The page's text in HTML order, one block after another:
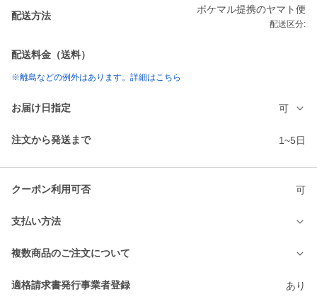
配送方法
ポケマル提携のヤマト便
配送区分:
配送料金（送料）
※離島などの例外はあります。詳細はこちら
お届け日指定 可
注文から発送まで 1~5日
クーポン利用可否 可
支払い方法
複数商品のご注文について
適格請求書発行事業者登録 あり